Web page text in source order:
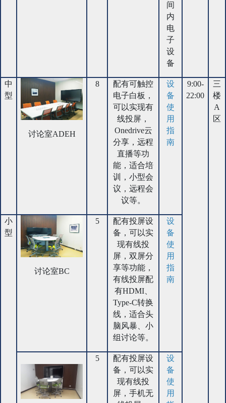
间
内
电
子
设
备
中
型
讨论室ADEH
8
配有可触控
电子白板，
可以实现有
线投屏，
Onedrive云
分享，远程
直播等功
能，适合培
训，小型会
议，远程会
议等。
设
备
使
用
指
南
9:00-
22:00
三
楼
A
区
小
型
讨论室BC
5
配有投屏设
备，可以实
现有线投
屏，双屏分
享等功能，
有线投屏配
有HDMI、
Type-C转换
线，适合头
脑风暴、小
组讨论等。
设
备
使
用
指
南
5
配有投屏设
备，可以实
现有线投
屏，手机无
设
备
使
用